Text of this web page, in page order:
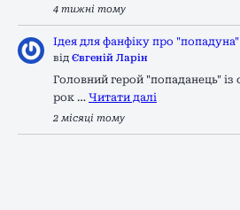
4 тижні тому
Ідея для фанфіку про
від Євгеній Ларін
Головний герой "попаданець" із
рок … Читати далі
2 місяці тому